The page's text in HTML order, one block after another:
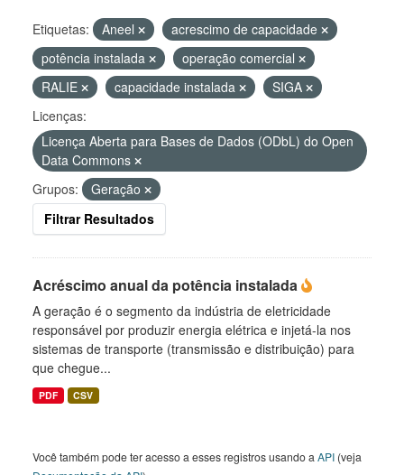
Etiquetas: Aneel
acrescimo de capacidade
potência instalada
operação comercial
RALIE
capacidade instalada
SIGA
Licenças:
Licença Aberta para Bases de Dados (ODbL) do Open
Data Commons
Grupos:
Geração
Filtrar Resultados
Acréscimo anual da potência instalada
A geração é o segmento da indústria de eletricidade
responsável por produzir energia elétrica e injetá-la nos
sistemas de transporte (transmissão e distribuição) para
que chegue...
PDF CSV
Você também pode ter acesso a esses registros usando a API (veja